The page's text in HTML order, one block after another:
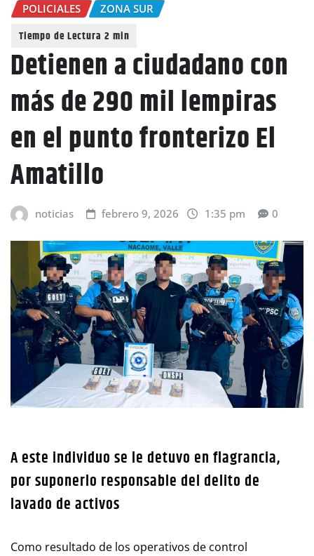
POLICIALES ZONA SUR
Detienen a ciudadano con
más de 290 mil lempiras
en el punto fronterizo El
Amatillo
noticias febrero 9, 2026 1:35 pm 0
A este individuo se le detuvo en flagrancia,
por suponerlo responsable del delito de
lavado de activos
Como resultado de los operativos de control